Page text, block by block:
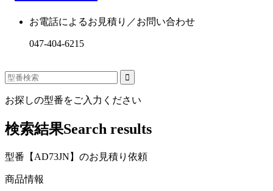
お電話によるお見積り／お問い合わせ
047-404-6215
お探しの型番をご入力ください
検索結果Search results
型番【AD73JN】のお見積り依頼
商品情報